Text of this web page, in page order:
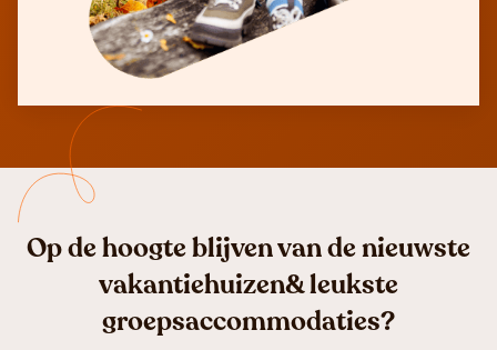
Op de hoogte blijven van de nieuwste
vakantiehuizen& leukste
groepsaccommodaties?